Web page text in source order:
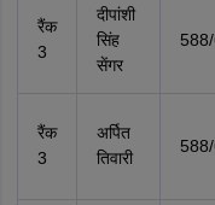
रैंक
3
दीपांशी
सिंह
सेंगर
रैंक
3
अर्पित
तिवारी